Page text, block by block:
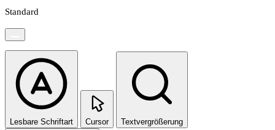
Standard
Lesbare Schriftart Cursor Textvergrößerung